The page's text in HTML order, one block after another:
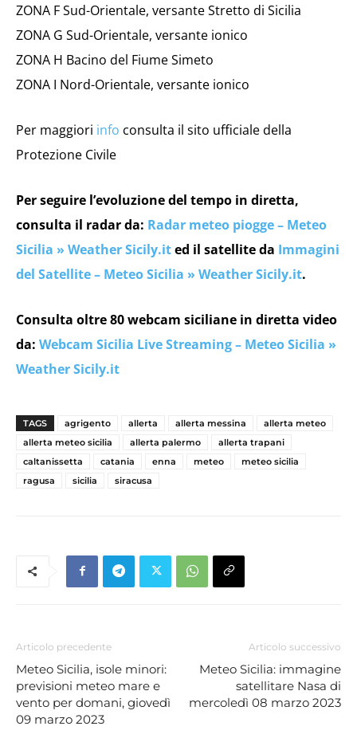
ZONA F Sud-Orientale, versante Stretto di Sicilia
ZONA G Sud-Orientale, versante ionico
ZONA H Bacino del Fiume Simeto
ZONA I Nord-Orientale, versante ionico
Per maggiori info consulta il sito ufficiale della
Protezione Civile
Per seguire l’evoluzione del tempo in diretta,
consulta il radar da: Radar meteo piogge – Meteo
Sicilia » Weather Sicily.ited il satellite da Immagini
del Satellite – Meteo Sicilia » Weather Sicily.it.
Consulta oltre 80 webcam siciliane in diretta video
da: Webcam Sicilia Live Streaming – Meteo Sicilia »
Weather Sicily.it
TAGS agrigento allerta allerta messina
allerta meteo
allerta meteo sicilia
allerta palermo
allerta trapani
caltanissetta
catania enna meteo
meteo sicilia
ragusa
sicilia siracusa
Articolo precedente
Meteo Sicilia, isole minori:
previsioni meteo mare e
vento per domani, giovedì
09 marzo 2023
Articolo successivo
Meteo Sicilia: immagine
satellitare Nasa di
mercoledì 08 marzo 2023